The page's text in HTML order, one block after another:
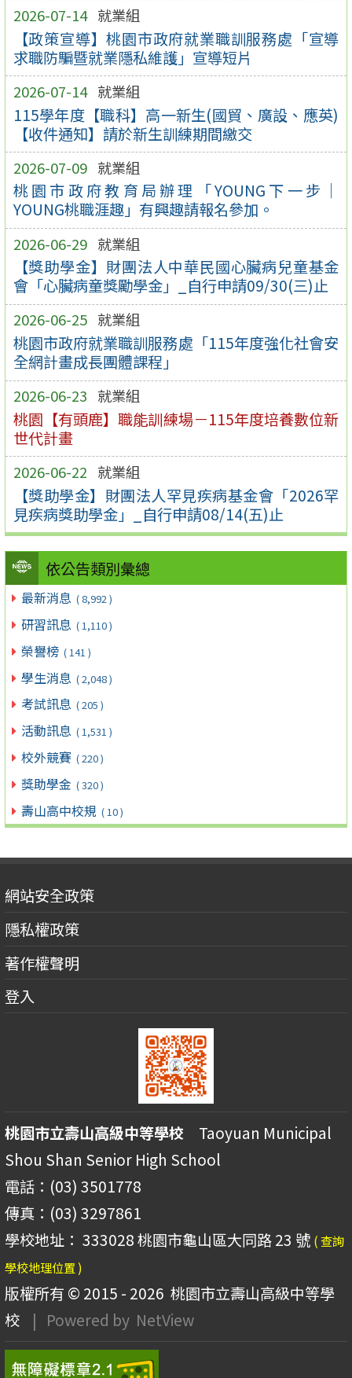
2026-07-14 就業組
【政策宣導】桃園市政府就業職訓服務處「宣導
求職防騙暨就業隱私維護」宣導短片
2026-07-14 就業組
115學年度【職科】高一新生(國貿、廣設、應英)
【收件通知】請於新生訓練期間繳交
2026-07-09 就業組
桃園市政府教育局辦理「YOUNG下一步｜
YOUNG桃職涯趣」有興趣請報名參加。
2026-06-29 就業組
【獎助學金】財團法人中華民國心臟病兒童基金
會「心臟病童獎勵學金」_自行申請09/30(三)止
2026-06-25 就業組
桃園市政府就業職訓服務處「115年度強化社會安
全網計畫成長團體課程」
2026-06-23 就業組
桃園【有頭鹿】職能訓練場－115年度培養數位新
世代計畫
2026-06-22 就業組
【獎助學金】財團法人罕見疾病基金會「2026罕
見疾病獎助學金」_自行申請08/14(五)止
依公告類別彙總
最新消息 ( 8,992 )
研習訊息 ( 1,110 )
榮譽榜 ( 141 )
學生消息 ( 2,048 )
考試訊息 ( 205 )
活動訊息 ( 1,531 )
校外競賽 ( 220 )
獎助學金 ( 320 )
壽山高中校規 ( 10 )
網站安全政策
隱私權政策
著作權聲明
登入
桃園市立壽山高級中等學校 Taoyuan Municipal
Shou Shan Senior High School
電話：(03) 3501778
傳真：(03) 3297861
學校地址： 333028 桃園市龜山區大同路 23 號 ( 查詢
學校地理位置 )
版權所有 © 2015 - 2026 桃園市立壽山高級中等學
校
| Powered by NetView